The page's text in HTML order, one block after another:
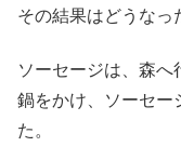
その結果はどうなっ
ソーセージは、森へ
鍋をかけ、ソーセー
た。